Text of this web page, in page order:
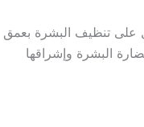
على تنظيف البشرة بعمق
البشرة وإشراقها